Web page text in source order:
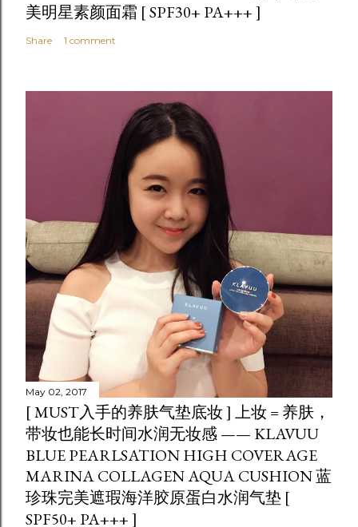
美明星素颜面霜 [ SPF30+ PA+++ ]
Share 1 comment
May 02, 2017
[ MUST入手的养肤气垫底妆 ] 上妆 = 养肤，
带妆也能长时间水润无妆感 —— KLAVUU
BLUE PEARLSATION HIGH COVERAGE
MARINA COLLAGEN AQUA CUSHION 蓝
珍珠完美遮瑕海洋胶原蛋白水润气垫 [
SPF50+ PA+++ ]